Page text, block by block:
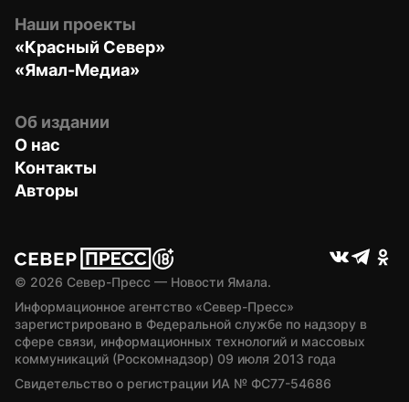
Наши проекты
«Красный Север»
«Ямал-Медиа»
Об издании
О нас
Контакты
Авторы
© 2026 Север-Пресс — Новости Ямала.
Информационное агентство «Север-Пресс»
зарегистрировано в Федеральной службе по надзору в
сфере связи, информационных технологий и массовых
коммуникаций (Роскомнадзор) 09 июля 2013 года
Свидетельство о регистрации ИА № ФС77-54686